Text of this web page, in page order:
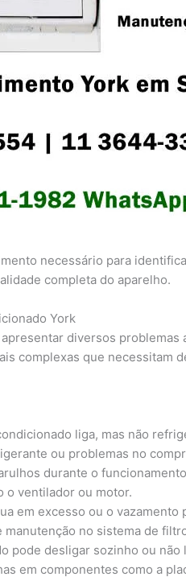
necessário para
completa do aparelho.
York
diversos problemas
complexas que necessitam
liga, mas não
ou problemas no
durante o
o ventilador ou motor.
em excesso ou o
manutenção no sistema de
pode desligar sozinho ou não
em componentes como a